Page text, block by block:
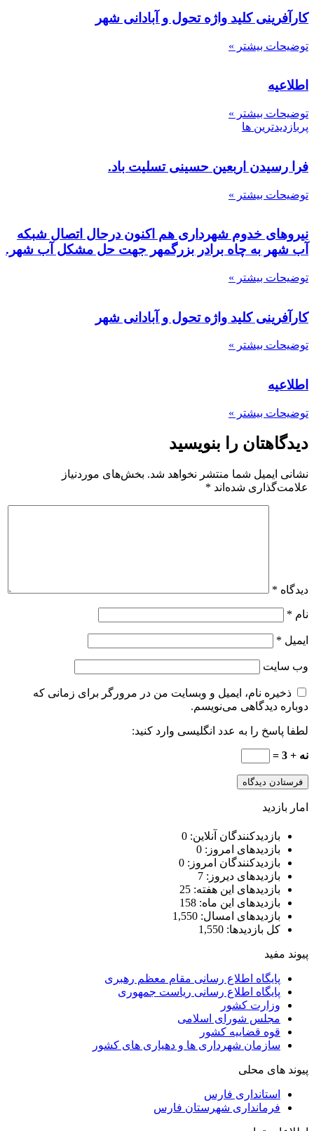
کارآفرینی کلید واژه تحول و آبادانی شهر
توضیحات بیشتر »
اطلاعیه
توضیحات بیشتر »
پربازدیدترین ها
فرا رسیدن اربعین حسینی تسلیت باد.
توضیحات بیشتر »
نیروهای خدوم شهرداری هم اکنون درحال اتصال شبکه
آب شهر به چاه برادر بزرگمهر جهت حل مشکل آب شهر.
توضیحات بیشتر »
کارآفرینی کلید واژه تحول و آبادانی شهر
توضیحات بیشتر »
اطلاعیه
توضیحات بیشتر »
دیدگاهتان را بنویسید
نشانی ایمیل شما منتشر نخواهد شد. بخش‌های موردنیاز
علامت‌گذاری شده‌اند *
دیدگاه *
نام *
ایمیل *
وب‌ سایت
ذخیره نام، ایمیل و وبسایت من در مرورگر برای زمانی که
دوباره دیدگاهی می‌نویسم.
لطفا پاسخ را به عدد انگلیسی وارد کنید:
نه + 3 =
امار بازدید
بازدیدکنندگان آنلاین: 0
بازدیدهای امروز: 0
بازدیدکنندگان امروز: 0
بازدیدهای دیروز: 7
بازدیدهای این هفته: 25
بازدیدهای این ماه: 158
بازدیدهای امسال: 1,550
کل بازدیدها: 1,550
پیوند مفید
پایگاه اطلاع رسانی مقام معظم رهبری
پایگاه اطلاع رسانی ریاست جمهوری
وزارت کشور
مجلس شورای اسلامی
قوه قضاییه کشور
سازمان شهرداری ها و دهیاری های کشور
پیوند های محلی
استانداری فارس
فرمانداری شهرستان فارس